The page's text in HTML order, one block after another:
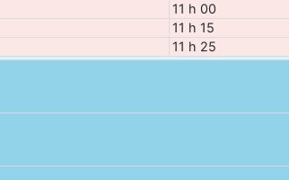
11 h 00
11 h 15
11 h 25